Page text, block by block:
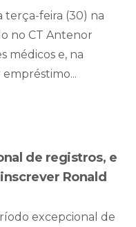
terça-feira (30) na
no CT Antenor
médicos e, na
de registros, e
Ronald
excepcional de